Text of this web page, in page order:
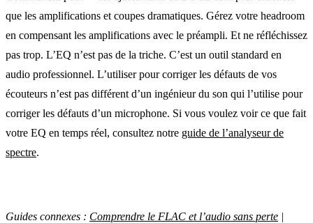
que les amplifications et coupes dramatiques. Gérez votre headroom
en compensant les amplifications avec le préampli. Et ne réfléchissez
pas trop. L’EQ n’est pas de la triche. C’est un outil standard en
audio professionnel. L’utiliser pour corriger les défauts de vos
écouteurs n’est pas différent d’un ingénieur du son qui l’utilise pour
corriger les défauts d’un microphone. Si vous voulez voir ce que fait
votre EQ en temps réel, consultez notre guide de l’analyseur de
spectre.
Guides connexes : Comprendre le FLAC et l’audio sans perte |